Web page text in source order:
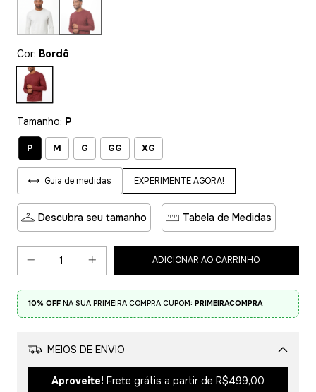
Cor: Bordô
Tamanho: P
P M G GG XG
Guia de medidas EXPERIMENTE AGORA!
Descubra seu tamanho Tabela de Medidas
10% OFF NA SUA PRIMEIRA COMPRA CUPOM: PRIMEIRACOMPRA
MEIOS DE ENVIO
Aproveite! Frete grátis a partir de R$499,00